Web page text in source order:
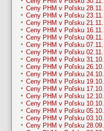
Ceny PHM v Poľsku 28.11.
Ceny PHM v Poľsku 23.11.
Ceny PHM v Poľsku 21.11.
Ceny PHM v Poľsku 16.11.
Ceny PHM v Poľsku 09.11.
Ceny PHM v Poľsku 07.11.
Ceny PHM v Poľsku 02.11.
Ceny PHM v Poľsku 31.10.
Ceny PHM v Poľsku 26.10.
Ceny PHM v Poľsku 24.10.
Ceny PHM v Poľsku 19.10.
Ceny PHM v Poľsku 17.10.
Ceny PHM v Poľsku 12.10.
Ceny PHM v Poľsku 10.10.
Ceny PHM v Poľsku 05.10.
Ceny PHM v Poľsku 03.10.
Ceny PHM v Poľsku 28.09.